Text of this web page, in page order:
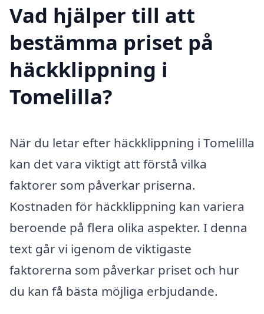
Vad hjälper till att
bestämma priset på
häckklippning i
Tomelilla?
När du letar efter häckklippning i Tomelilla
kan det vara viktigt att förstå vilka
faktorer som påverkar priserna.
Kostnaden för häckklippning kan variera
beroende på flera olika aspekter. I denna
text går vi igenom de viktigaste
faktorerna som påverkar priset och hur
du kan få bästa möjliga erbjudande.